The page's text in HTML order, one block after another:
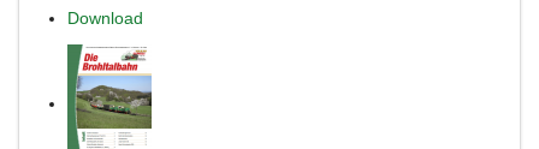
Download